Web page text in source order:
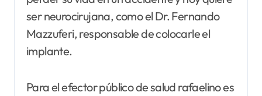
ser neurocirujana, como el Dr. Fernando
Mazzuferi, responsable de colocarle el
implante.
Para el efector público de salud rafaelino es